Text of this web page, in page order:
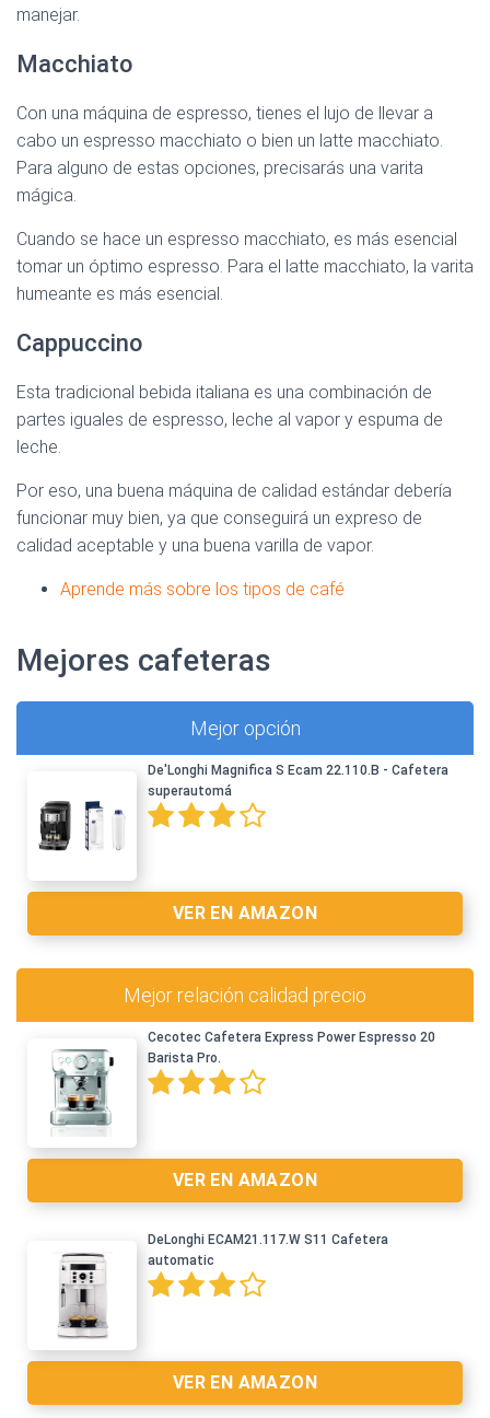
manejar.
Macchiato
Con una máquina de espresso, tienes el lujo de llevar a
cabo un espresso macchiato o bien un latte macchiato.
Para alguno de estas opciones, precisarás una varita
mágica.
Cuando se hace un espresso macchiato, es más esencial
tomar un óptimo espresso. Para el latte macchiato, la varita
humeante es más esencial.
Cappuccino
Esta tradicional bebida italiana es una combinación de
partes iguales de espresso, leche al vapor y espuma de
leche.
Por eso, una buena máquina de calidad estándar debería
funcionar muy bien, ya que conseguirá un expreso de
calidad aceptable y una buena varilla de vapor.
Aprende más sobre los tipos de café
Mejores cafeteras
Mejor opción
De'Longhi Magnifica S Ecam 22.110.B - Cafetera
superautomá
VER EN AMAZON
Mejor relación calidad precio
Cecotec Cafetera Express Power Espresso 20
Barista Pro.
VER EN AMAZON
DeLonghi ECAM21.117.W S11 Cafetera
automatic
VER EN AMAZON